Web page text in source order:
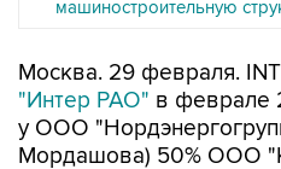
машиностроительную
Москва. 29 февраля.
"Интер РАО" в феврале
у ООО
Мордашова) 50% ООО